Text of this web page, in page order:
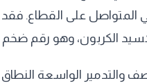
المتواصل على
الواسعة النطاق